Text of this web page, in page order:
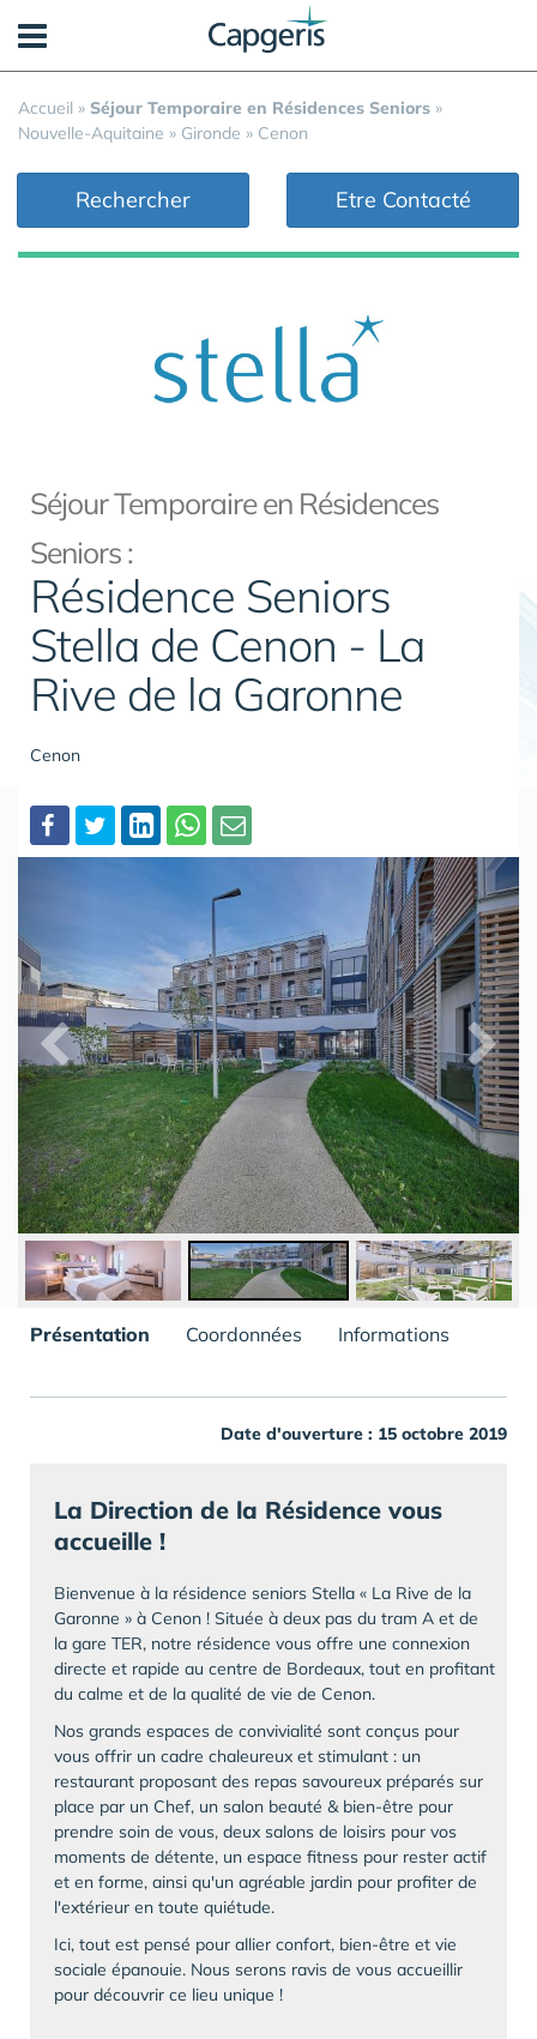
Accueil » Séjour Temporaire en Résidences Seniors »
Nouvelle-Aquitaine » Gironde » Cenon
Rechercher Etre Contacté
Séjour Temporaire en Résidences
Seniors :
Résidence Seniors
Stella de Cenon - La
Rive de la Garonne
Cenon
Partager
Présentation Coordonnées Informations
Date d'ouverture : 15 octobre 2019
La Direction de la Résidence vous
accueille !
Bienvenue à la résidence seniors Stella « La Rive de la
Garonne » à Cenon ! Située à deux pas du tram A et de
la gare TER, notre résidence vous offre une connexion
directe et rapide au centre de Bordeaux, tout en profitant
du calme et de la qualité de vie de Cenon.
Nos grands espaces de convivialité sont conçus pour
vous offrir un cadre chaleureux et stimulant : un
restaurant proposant des repas savoureux préparés sur
place par un Chef, un salon beauté & bien-être pour
prendre soin de vous, deux salons de loisirs pour vos
moments de détente, un espace fitness pour rester actif
et en forme, ainsi qu'un agréable jardin pour profiter de
l'extérieur en toute quiétude.
Ici, tout est pensé pour allier confort, bien-être et vie
sociale épanouie. Nous serons ravis de vous accueillir
pour découvrir ce lieu unique !